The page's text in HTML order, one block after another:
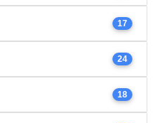
17
24
18